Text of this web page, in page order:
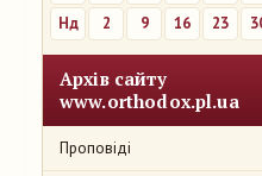
Нд
2 9 16 23
Архів сайту
www.orthodox.pl.ua
Проповіді